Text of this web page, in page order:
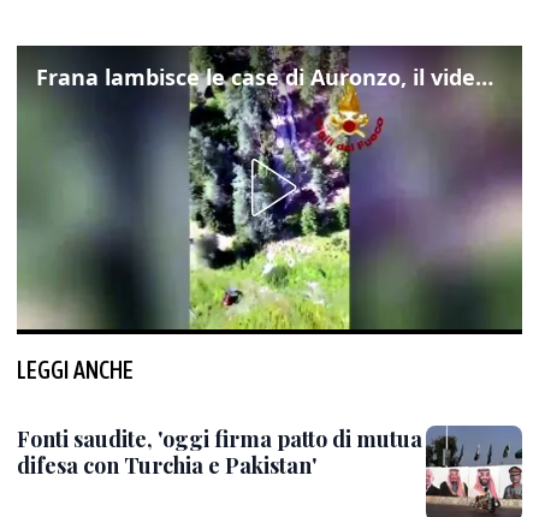
Frana lambisce le case di Auronzo, il video dall'elicottero dei vigili del fuoco
LEGGI ANCHE
Fonti saudite, 'oggi firma patto di mutua
difesa con Turchia e Pakistan'